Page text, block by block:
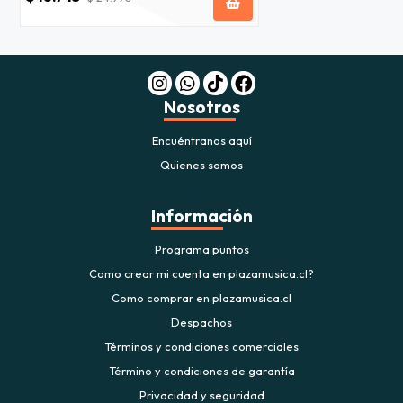
Nosotros
Encuéntranos aquí
Quienes somos
Información
Programa puntos
Como crear mi cuenta en plazamusica.cl?
Como comprar en plazamusica.cl
Despachos
Términos y condiciones comerciales
Término y condiciones de garantía
Privacidad y seguridad